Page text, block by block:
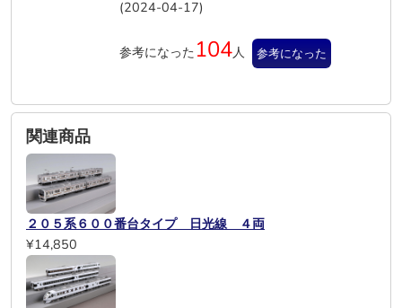
(2024-04-17)
参考になった 104人 参考になった
関連商品
２０５系６００番台タイプ 日光線 ４両
¥14,850